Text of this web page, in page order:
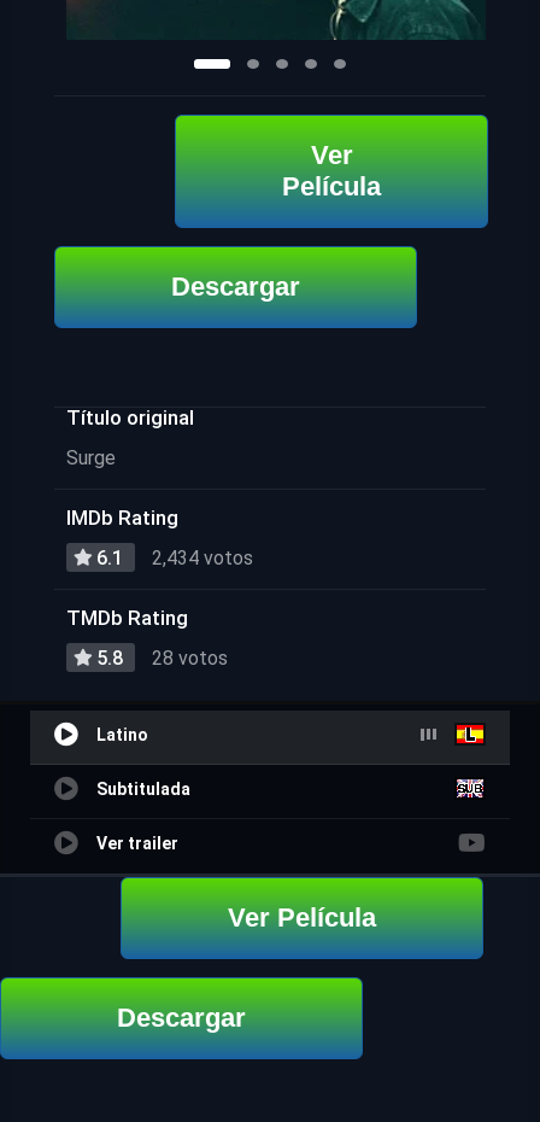
Ver
Película
Descargar
Título original
Surge
IMDb Rating
6.1 2,434 votos
TMDb Rating
5.8 28 votos
Latino
Subtitulada
Ver trailer
Ver Película
Descargar